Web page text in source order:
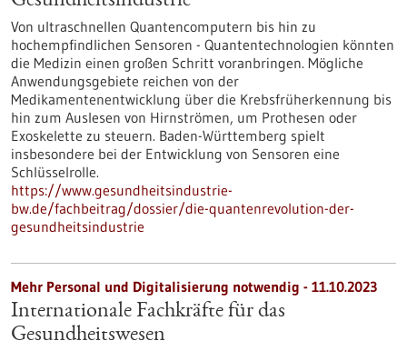
Von ultraschnellen Quantencomputern bis hin zu
hochempfindlichen Sensoren - Quantentechnologien könnten
die Medizin einen großen Schritt voranbringen. Mögliche
Anwendungsgebiete reichen von der
Medikamentenentwicklung über die Krebsfrüherkennung bis
hin zum Auslesen von Hirnströmen, um Prothesen oder
Exoskelette zu steuern. Baden-Württemberg spielt
insbesondere bei der Entwicklung von Sensoren eine
Schlüsselrolle.
https://www.gesundheitsindustrie-
bw.de/fachbeitrag/dossier/die-quantenrevolution-der-
gesundheitsindustrie
Mehr Personal und Digitalisierung notwendig - 11.10.2023
Internationale Fachkräfte für das
Gesundheitswesen